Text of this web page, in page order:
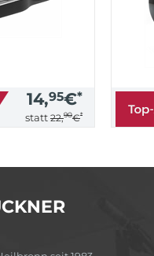
14,95€*
statt 22,90€*